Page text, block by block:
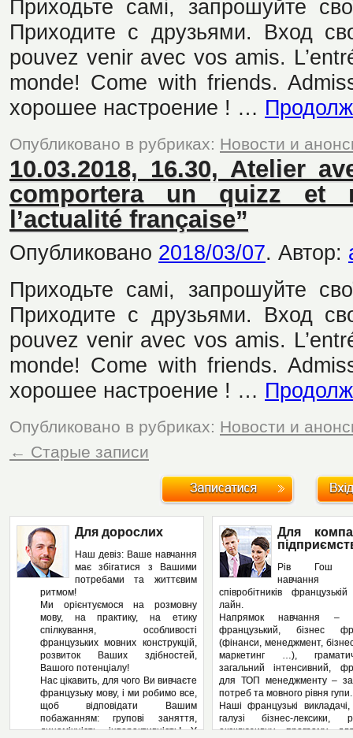
Приходьте самі, запрошуйте
Приходите с друзьями. Вход
pouvez venir avec vos amis.
monde! Come with friends.
хорошее настроение ! …
Опубликовано в рубриках: Новости и
10.03.2018, 16.30, Atelier
comportera un quizz et
l’actualité française”
Опубликовано 2018/03/07. Автор:
Приходьте самі, запрошуйте
Приходите с друзьями. Вход
pouvez venir avec vos amis.
monde! Come with friends.
хорошее настроение ! …
Опубликовано в рубриках: Новости и
← Старые записи
Для дорослих
Наш девіз: Ваше навчання
має збігатися з Вашими
потребами та життєвим
ритмом!
Ми орієнтуємося на розмовну
мову, на практику, на етику
спілкування, особливості
французьких мовних конструкцій,
розвиток Ваших здібностей,
Вашого потенціалу!
Нас цікавить, для чого Ви вивчаєте
французьку мову, і ми робимо все,
щоб відповідати Вашим
побажанням: групові заняття,
динамічність, інтерактивність! У
Для
Рів Гош
навчання
співробітників
лайн.
Напрямок навчання –
французький, бізнес
(фінанси, менеджмент,
маркетинг …),
загальний інтенсивний,
для ТОП менеджменту –
потреб та мовного рівня гупи.
Наші французькі
галузі бізнес-лексики,
ексклюзивну програму